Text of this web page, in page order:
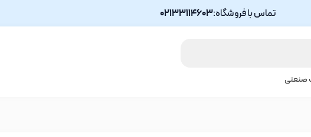
تماس با فروشگاه:02133114603
صنعتی